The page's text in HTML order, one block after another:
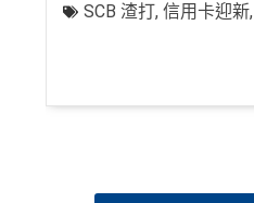
SCB 渣打,信用卡迎新,